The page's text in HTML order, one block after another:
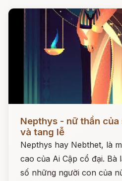
Nepthys - nữ thần
và tang lễ
Nepthys hay Nebthet, là
cao của Ai Cập cổ đại.
số những người con của